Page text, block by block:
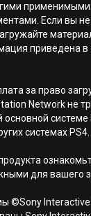
применимыми
Если вы не
приведена в
за право
Network не
системах PS4.
для вашего
©Sony